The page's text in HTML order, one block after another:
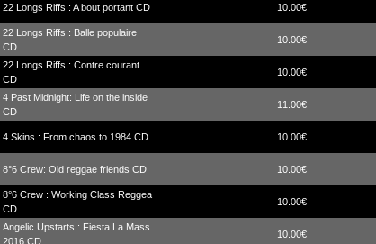
22 Longs Riffs : A bout portant CD 10.00€
22 Longs Riffs : Balle populaire
CD
10.00€
22 Longs Riffs : Contre courant
CD
10.00€
4 Past Midnight: Life on the inside
CD
11.00€
4 Skins : From chaos to 1984 CD 10.00€
8°6 Crew: Old reggae friends CD 10.00€
8°6 Crew : Working Class Reggea
CD
10.00€
Angelic Upstarts : Fiesta La Mass
2016 CD
10.00€